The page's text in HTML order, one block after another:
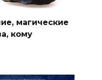
магические
кому